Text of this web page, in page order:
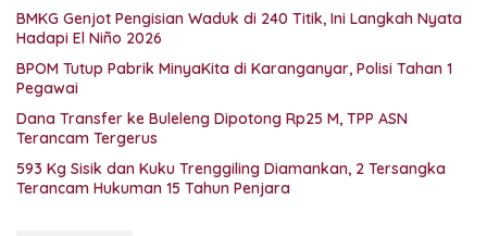
BMKG Genjot Pengisian Waduk di 240 Titik, Ini Langkah Nyata
Hadapi El Niño 2026
BPOM Tutup Pabrik MinyaKita di Karanganyar, Polisi Tahan 1
Pegawai
Dana Transfer ke Buleleng Dipotong Rp25 M, TPP ASN
Terancam Tergerus
593 Kg Sisik dan Kuku Trenggiling Diamankan, 2 Tersangka
Terancam Hukuman 15 Tahun Penjara